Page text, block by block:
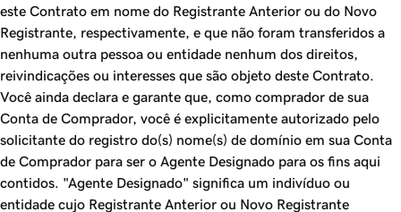
este Contrato em nome do Registrante Anterior ou do Novo
Registrante, respectivamente, e que não foram transferidos a
nenhuma outra pessoa ou entidade nenhum dos direitos,
reivindicações ou interesses que são objeto deste Contrato.
Você ainda declara e garante que, como comprador de sua
Conta de Comprador, você é explicitamente autorizado pelo
solicitante do registro do(s) nome(s) de domínio em sua Conta
de Comprador para ser o Agente Designado para os fins aqui
contidos. "Agente Designado" significa um indivíduo ou
entidade cujo Registrante Anterior ou Novo Registrante